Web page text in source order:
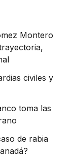
Montero
civiles y
toma las
de rabia